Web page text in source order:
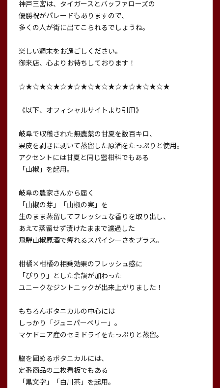
神戸三宮は、タイガースとバッファローズの
優勝祝がパレードもありますので、
多くの人が街に出てこられるでしょうね。
楽しい週末をお過ごしください。
御来店、心よりお待ちしております！
☆★☆★☆★☆★☆★☆★☆★☆★☆★☆★☆★
《以下、オフィシャルサイトより引用》
岐阜で収穫された無農薬の甘夏を数百キロ、
果皮を剥きに剥いて蒸留した原酒をたっぷりと使用。
アクセントには甘夏と同じ蜜柑科でもある
「山椒」を起用。
岐阜の農家さんから届く
「山椒の芽」「山椒の実」を
生のまま蒸留してフレッシュな香りを取り出し、
あえて蒸留せず漬けたままで濾過した
飛騨山椒原酒で痺れるスパイシーさをプラス。
柑橘×柑橘の相乗効果のフレッシュ感に
「ぴりり」とした余韻が加わった
ユニークなジントニックが出来上がりました！
もちろんボタニカルの中心には
しっかり「ジュニパーベリー」。
マケドニア産のセミドライをたっぷりと蒸留。
脇を固めるボタニカルには、
定番商品の二枚看板でもある
「黒文字」「白川茶」を起用。